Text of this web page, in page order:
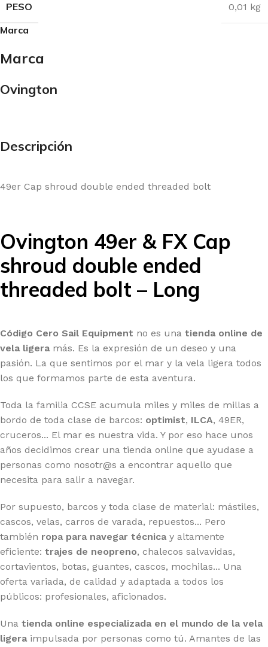
PESO 0,01 kg
Marca
Marca
Ovington
Descripción
49er Cap shroud double ended threaded bolt
Ovington 49er & FX Cap
shroud double ended
threaded bolt – Long
Código Cero Sail Equipment no es una tienda online de
vela ligera más. Es la expresión de un deseo y una
pasión. La que sentimos por el mar y la vela ligera todos
los que formamos parte de esta aventura.
Toda la familia CCSE acumula miles y miles de millas a
bordo de toda clase de barcos: optimist, ILCA, 49ER,
cruceros... El mar es nuestra vida. Y por eso hace unos
años decidimos crear una tienda online que ayudase a
personas como nosotr@s a encontrar aquello que
necesita para salir a navegar.
Por supuesto, barcos y toda clase de material: mástiles,
cascos, velas, carros de varada, repuestos... Pero
también ropa para navegar técnica y altamente
eficiente: trajes de neopreno, chalecos salvavidas,
cortavientos, botas, guantes, cascos, mochilas... Una
oferta variada, de calidad y adaptada a todos los
públicos: profesionales, aficionados.
Una tienda online especializada en el mundo de la vela
ligera impulsada por personas como tú. Amantes de las